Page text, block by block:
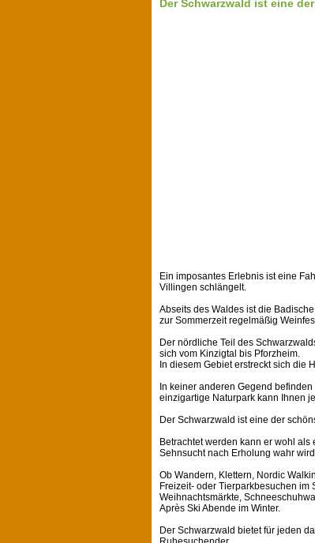
Der Schwarzwald ist eine
Ein imposantes Erlebnis ist eine
Villingen schlängelt.
Abseits des Waldes ist die
zur Sommerzeit regelmäßig
Der nördliche Teil des
sich vom Kinzigtal bis Pforzheim.
In diesem Gebiet erstreckt sich die
In keiner anderen Gegend
einzigartige Naturpark kann Ihnen
Der Schwarzwald ist eine der
Betrachtet werden kann er wohl
Sehnsucht nach Erholung wahr
Ob Wandern, Klettern, Nordic
Freizeit- oder Tierparkbesuchen im
Weihnachtsmärkte,
Après Ski Abende im Winter.
Der Schwarzwald bietet für jeden